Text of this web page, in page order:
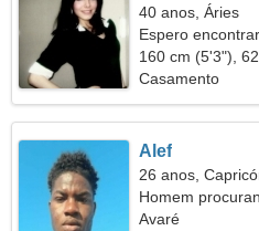
40 anos, Áries
Espero
160 cm (5'3"),
Casamento
Alef
26 anos,
Homem
Avaré